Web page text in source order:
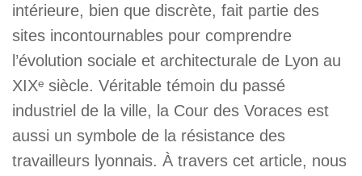
intérieure, bien que discrète, fait partie des
sites incontournables pour comprendre
l’évolution sociale et architecturale de Lyon au
XIXᵉ siècle. Véritable témoin du passé
industriel de la ville, la Cour des Voraces est
aussi un symbole de la résistance des
travailleurs lyonnais. À travers cet article, nous